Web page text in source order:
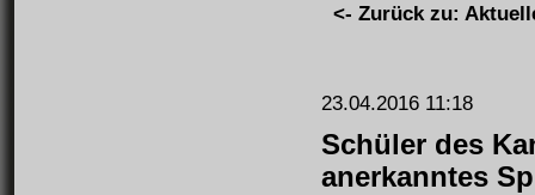
<- Zurück zu:
23.04.2016 11:18
Schüler des
anerkanntes